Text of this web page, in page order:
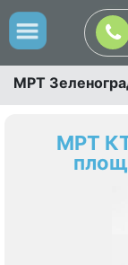
МРТ
МРТ